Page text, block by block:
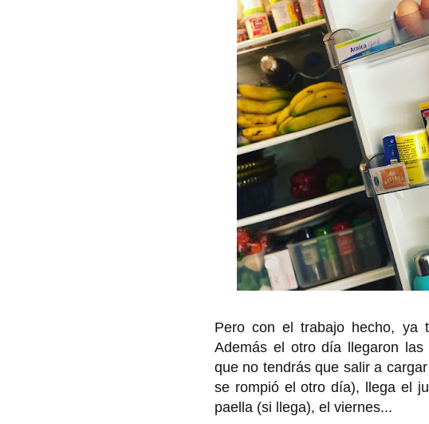
Pero con el trabajo hecho, ya
Además el otro día llegaron
que no tendrás que salir a
se rompió el otro día), llega el
paella (si llega), el viernes...